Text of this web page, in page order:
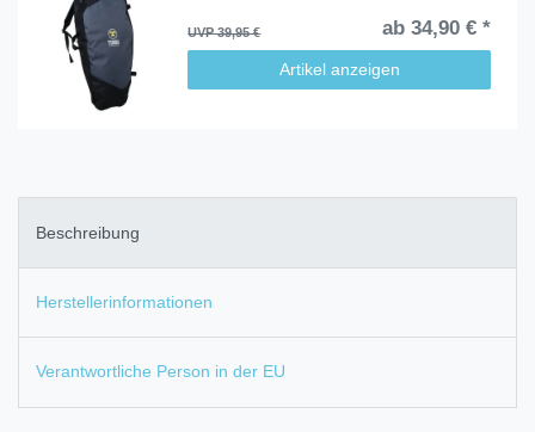
UVP 39,95 € ab 34,90 € *
Artikel anzeigen
Beschreibung
Herstellerinformationen
Verantwortliche Person in der EU